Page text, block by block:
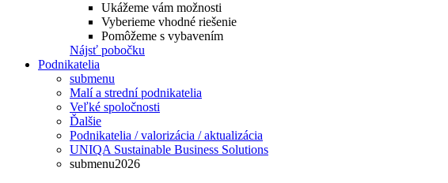
Ukážeme vám možnosti
Vyberieme vhodné riešenie
Pomôžeme s vybavením
Nájsť pobočku
Podnikatelia
submenu
Malí a strední podnikatelia
Veľké spoločnosti
Ďalšie
Podnikatelia / valorizácia / aktualizácia
UNIQA Sustainable Business Solutions
submenu2026